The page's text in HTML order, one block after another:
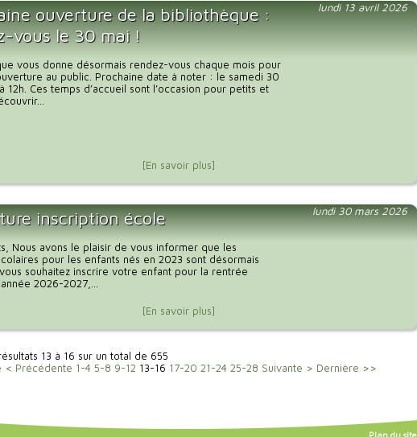
lundi 13 avril 2026
ouverture de la bibliothèque :
vous le 30 mai !
vous donne désormais rendez-vous chaque mois pour
au public. Prochaine date à noter : le samedi 30
12h. Ces temps d’accueil sont l’occasion pour petits et
[En savoir plus]
lundi 30 mars 2026
inscription école
Nous avons le plaisir de vous informer que les
pour les enfants nés en 2023 sont désormais
souhaitez inscrire votre enfant pour la rentrée
2026-2027,...
[En savoir plus]
13 à 16 sur un total de 655
< Précédente 1-4 5-8 9-12 13-16 17-20 21-24 25-28 Suivante > Dernière >>